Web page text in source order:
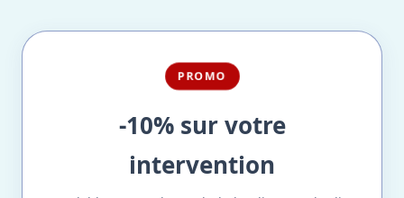
PROMO
-10% sur votre
intervention